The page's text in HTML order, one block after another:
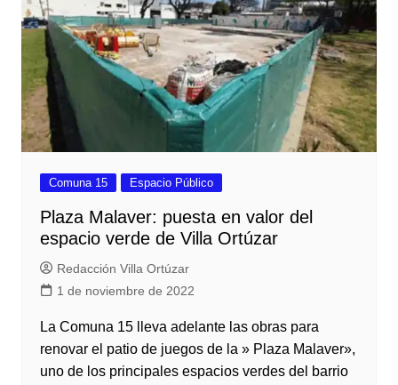
Comuna 15 Espacio Público
Plaza Malaver: puesta en valor del
espacio verde de Villa Ortúzar
Redacción Villa Ortúzar
1 de noviembre de 2022
La Comuna 15 lleva adelante las obras para
renovar el patio de juegos de la » Plaza Malaver»,
uno de los principales espacios verdes del barrio